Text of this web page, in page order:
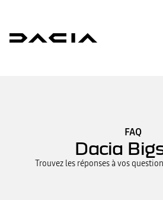
FAQ
Dacia
Trouvez les réponses à vos